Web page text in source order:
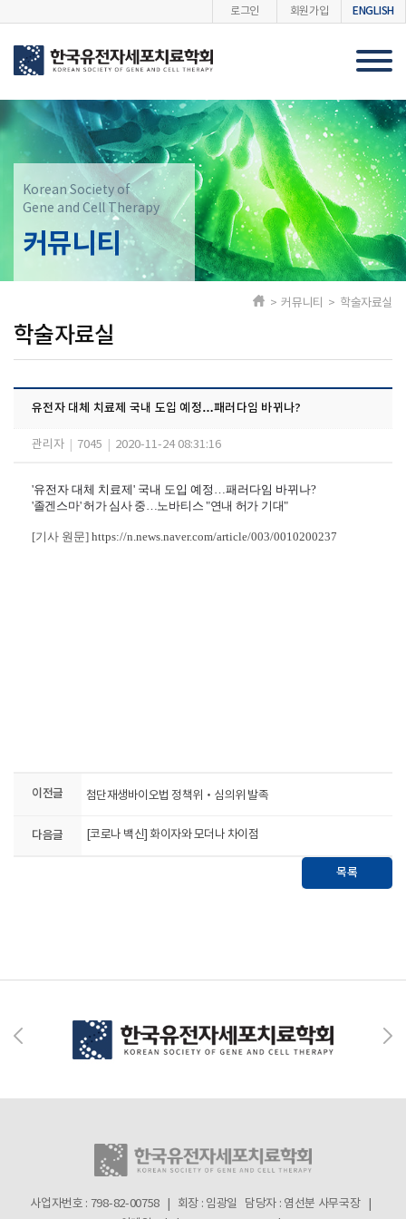
로그인 회원가입 ENGLISH
Korean Society of
Gene and Cell Therapy
커뮤니티
학술자료실
> 커뮤니티 > 학술자료실
유전자 대체 치료제 국내 도입 예정…패러다임 바뀌나?
관리자 7045 2020-11-24 08:31:16
'유전자 대체 치료제' 국내 도입 예정…패러다임 바뀌나?
'졸겐스마' 허가 심사 중…노바티스 "연내 허가 기대"
[기사 원문] https://n.news.naver.com/article/003/0010200237
이전글 첨단재생바이오법 정책위‧심의위 발족
다음글 [코로나 백신] 화이자와 모더나 차이점
목록
사업자번호 : 798-82-00758 | 회장 : 임광일 담당자 : 염선분 사무국장 |